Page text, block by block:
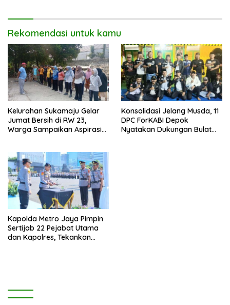
Rekomendasi untuk kamu
Kelurahan Sukamaju Gelar
Jumat Bersih di RW 23,
Warga Sampaikan Aspirasi
Konsolidasi Jelang Musda, 11
DPC ForKABI Depok
Nyatakan Dukungan Bulat
Kapolda Metro Jaya Pimpin
Sertijab 22 Pejabat Utama
dan Kapolres, Tekankan